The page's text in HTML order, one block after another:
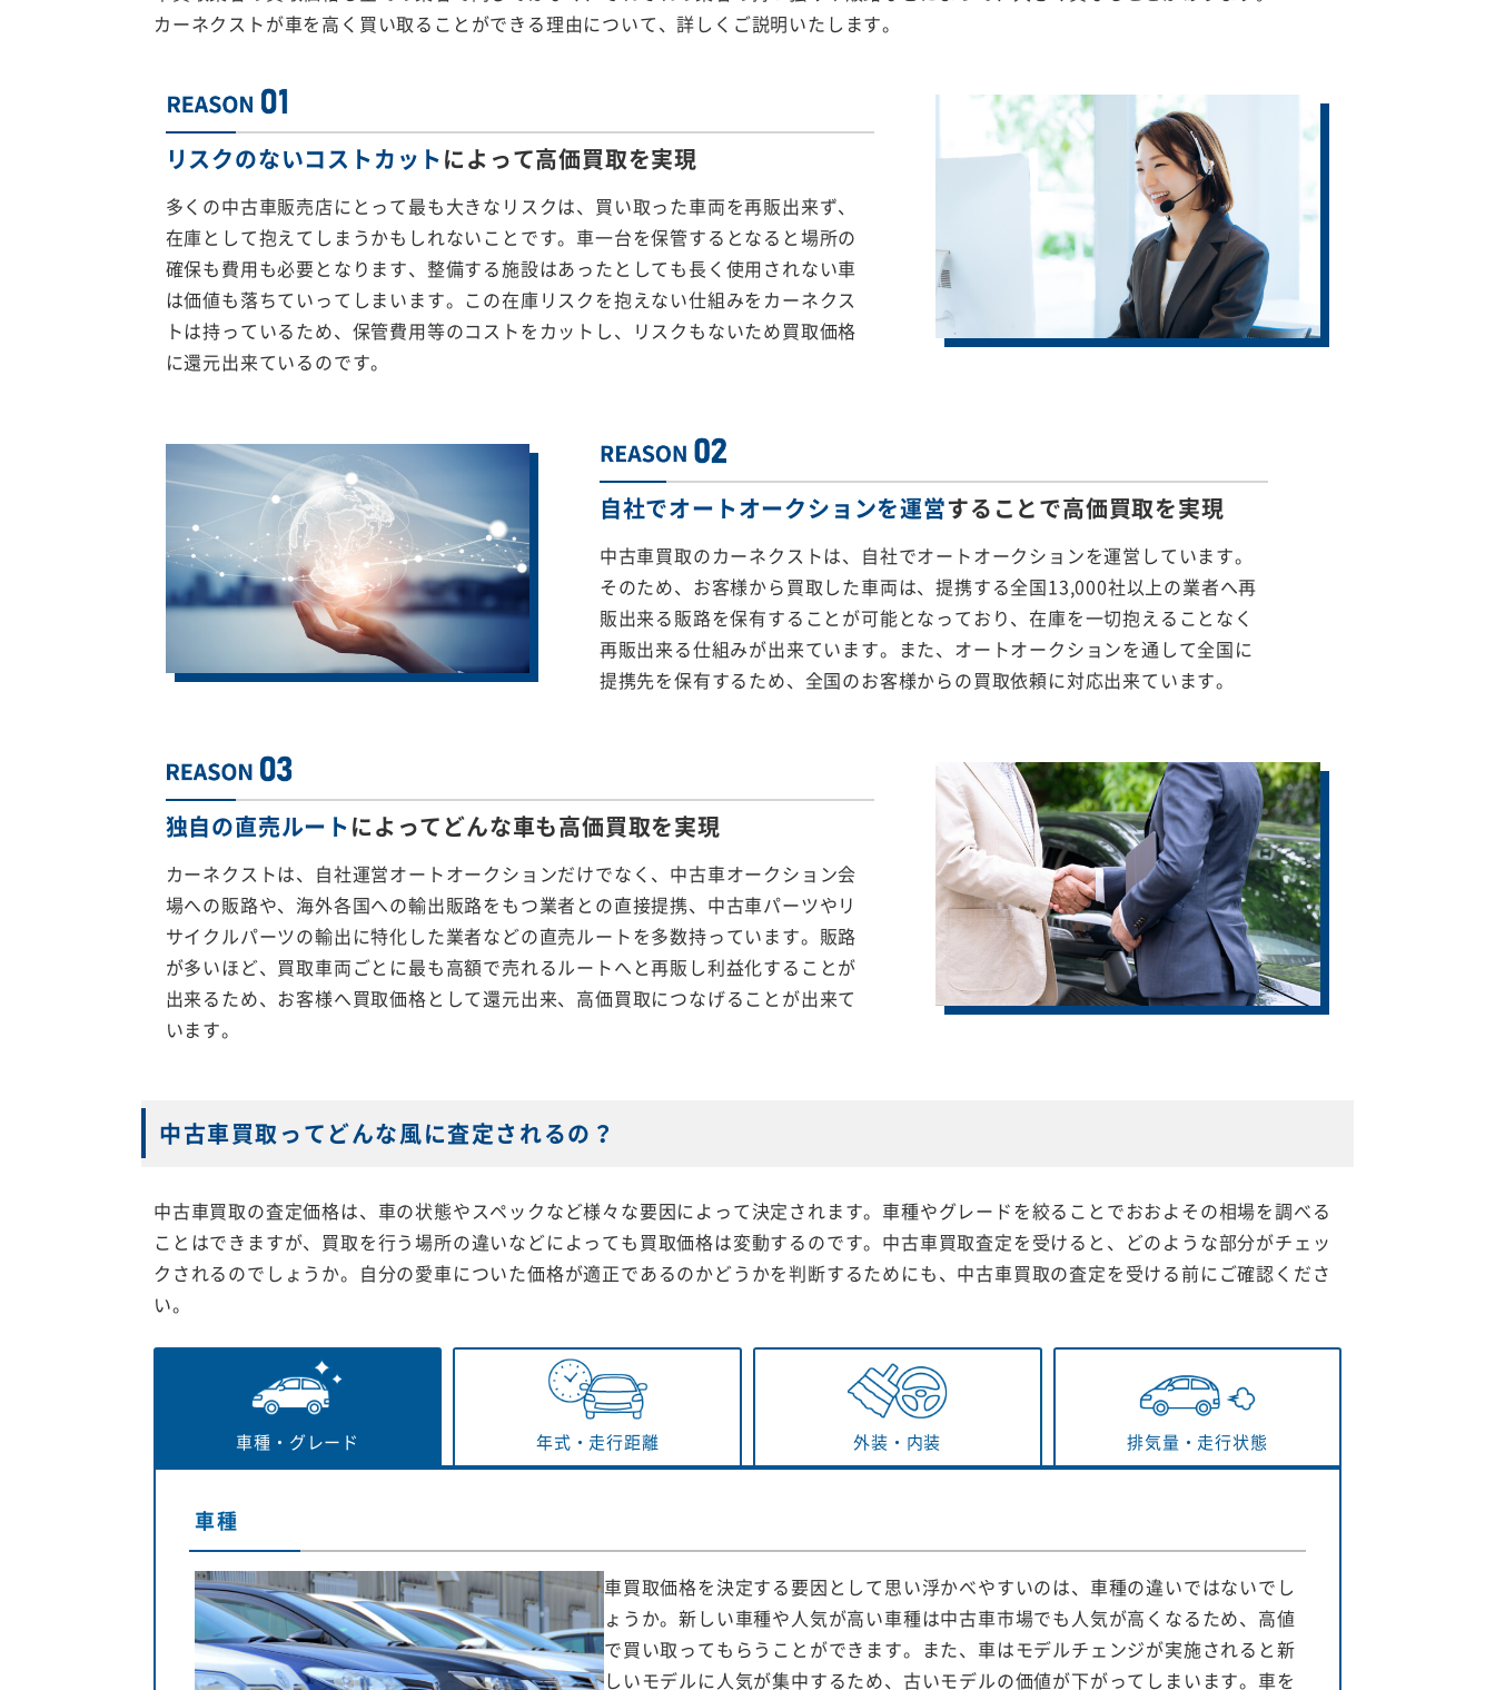
カーネクストが車を高く買い取ることができる理由について、詳しくご説明いたします。
リスクのないコストカットによって高価買取を実現
多くの中古車販売店にとって最も大きなリスクは、買い取った車両を再販出来ず、
在庫として抱えてしまうかもしれないことです。車一台を保管するとなると場所の
確保も費用も必要となります、整備する施設はあったとしても長く使用されない車
は価値も落ちていってしまいます。この在庫リスクを抱えない仕組みをカーネクス
トは持っているため、保管費用等のコストをカットし、リスクもないため買取価格
に還元出来ているのです。
自社でオートオークションを運営することで高価買取を実現
中古車買取のカーネクストは、自社でオートオークションを運営しています。
そのため、お客様から買取した車両は、提携する全国13,000社以上の業者へ再
販出来る販路を保有することが可能となっており、在庫を一切抱えることなく
再販出来る仕組みが出来ています。また、オートオークションを通して全国に
提携先を保有するため、全国のお客様からの買取依頼に対応出来ています。
独自の直売ルートによってどんな車も高価買取を実現
カーネクストは、自社運営オートオークションだけでなく、中古車オークション会
場への販路や、海外各国への輸出販路をもつ業者との直接提携、中古車パーツやリ
サイクルパーツの輸出に特化した業者などの直売ルートを多数持っています。販路
が多いほど、買取車両ごとに最も高額で売れるルートへと再販し利益化することが
出来るため、お客様へ買取価格として還元出来、高価買取につなげることが出来て
います。
中古車買取ってどんな風に査定されるの？
中古車買取の査定価格は、車の状態やスペックなど様々な要因によって決定されます。車種やグレードを絞ることでおおよその相場を調べる
ことはできますが、買取を行う場所の違いなどによっても買取価格は変動するのです。中古車買取査定を受けると、どのような部分がチェッ
クされるのでしょうか。自分の愛車についた価格が適正であるのかどうかを判断するためにも、中古車買取の査定を受ける前にご確認くださ
い。
車種・ グレード 年式・ 走行距離 外装・ 内装 排気量・ 走行状態
車種
車買取価格を決定する要因として思い浮かべやすいのは、車種の違いではないでし
ょうか。新しい車種や人気が高い車種は中古車市場でも人気が高くなるため、高値
で買い取ってもらうことができます。また、車はモデルチェンジが実施されると新
しいモデルに人気が集中するため、古いモデルの価値が下がってしまいます。車を